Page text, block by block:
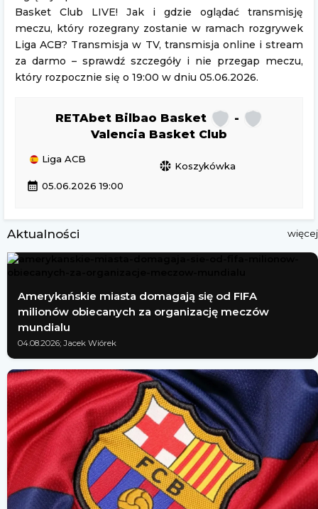
Basket Club LIVE! Jak i gdzie oglądać transmisję
meczu, który rozegrany zostanie w ramach rozgrywek
Liga ACB? Transmisja w TV, transmisja online i stream
za darmo – sprawdź szczegóły i nie przegap meczu,
który rozpocznie się o 19:00 w dniu 05.06.2026.
RETAbet Bilbao Basket
-
Valencia Basket Club
Liga ACB
sports_basketball Koszykówka
calendar_month 05.06.2026 19:00
Aktualności więcej
Amerykańskie miasta domagają się od FIFA
milionów obiecanych za organizację meczów
mundialu
04.08.2026; Jacek Wiórek